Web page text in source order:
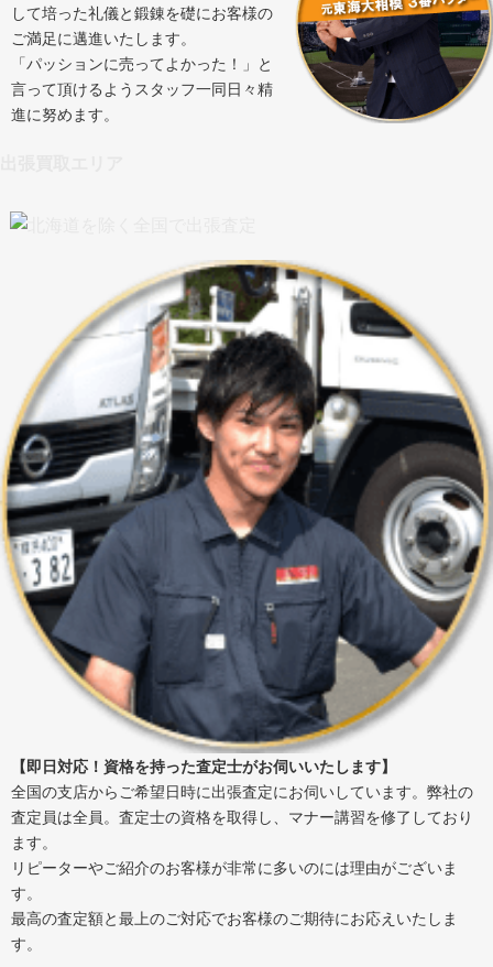
して培った礼儀と鍛錬を礎にお客様の
ご満足に邁進いたします。
「パッションに売ってよかった！」と
言って頂けるようスタッフ一同日々精
進に努めます。
【即日対応！資格を持った査定士がお伺いいたします】
全国の支店からご希望日時に出張査定にお伺いしています。弊社の
査定員は全員。査定士の資格を取得し、マナー講習を修了しており
ます。
リピーターやご紹介のお客様が非常に多いのには理由がございま
す。
最高の査定額と最上のご対応でお客様のご期待にお応えいたしま
す。